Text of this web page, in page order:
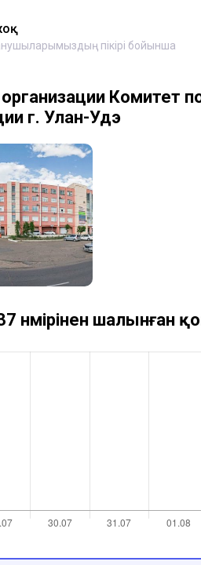
пікірі бойынша
Комитет
г. Улан-Удэ
нөмірінен шалынған